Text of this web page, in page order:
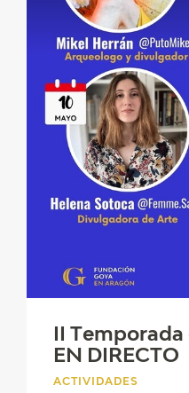
II
EN DIRECTO
ACTIVIDADES